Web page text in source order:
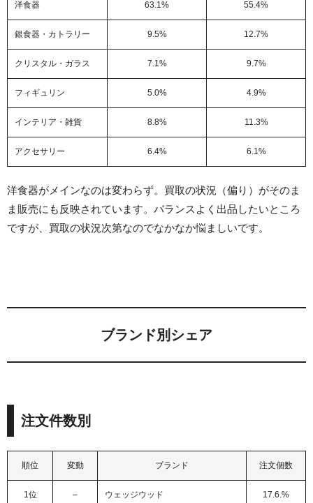
洋食器 63.1% 55.4%
銀食器・カトラリー 9.5% 12.7%
クリスタル・ガラス 7.1% 9.7%
フィギュリン 5.0% 4.9%
インテリア・雑貨 8.8% 11.3%
アクセサリー 6.4% 6.1%
洋食器がメインなのは変わらず。買取の状況（偏り）がそのま
ま販売にも反映されています。バランスよく出品したいところ
ですが、買取の状況次第なのでなかなか悩ましいです。
ブランド別シェア
注文件数別
順位 変動 ブランド 注文個数
1位 – ウェッジウッド 17.6.%